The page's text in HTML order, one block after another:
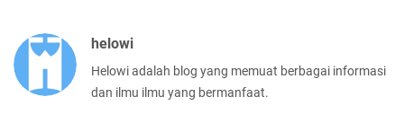
helowi
Helowi adalah blog yang memuat berbagai informasi
dan ilmu ilmu yang bermanfaat.